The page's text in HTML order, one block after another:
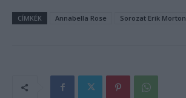
CÍMKÉK Annabella Rose Sorozat Erik Morton